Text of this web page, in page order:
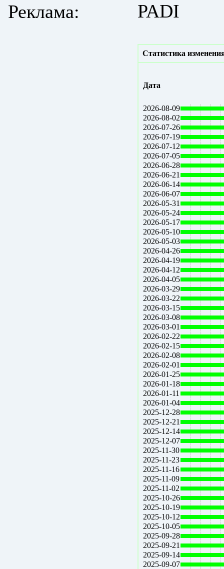
Реклама:
PADI
Статистика
Дата
2026-08-09
2026-08-02
2026-07-26
2026-07-19
2026-07-12
2026-07-05
2026-06-28
2026-06-21
2026-06-14
2026-06-07
2026-05-31
2026-05-24
2026-05-17
2026-05-10
2026-05-03
2026-04-26
2026-04-19
2026-04-12
2026-04-05
2026-03-29
2026-03-22
2026-03-15
2026-03-08
2026-03-01
2026-02-22
2026-02-15
2026-02-08
2026-02-01
2026-01-25
2026-01-18
2026-01-11
2026-01-04
2025-12-28
2025-12-21
2025-12-14
2025-12-07
2025-11-30
2025-11-23
2025-11-16
2025-11-09
2025-11-02
2025-10-26
2025-10-19
2025-10-12
2025-10-05
2025-09-28
2025-09-21
2025-09-14
2025-09-07